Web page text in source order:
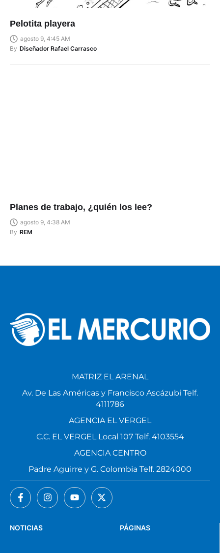
Pelotita playera
agosto 9, 4:45 AM
By Diseñador Rafael Carrasco
Planes de trabajo, ¿quién los lee?
agosto 9, 4:38 AM
By REM
PÁGINAS
NOTICIAS
MATRIZ EL ARENAL
Av. De Las Américas y Francisco Ascázubi Telf.
4111786
AGENCIA EL VERGEL
C.C. EL VERGEL Local 107 Telf. 4103554
AGENCIA CENTRO
Padre Aguirre y G. Colombia Telf. 2824000